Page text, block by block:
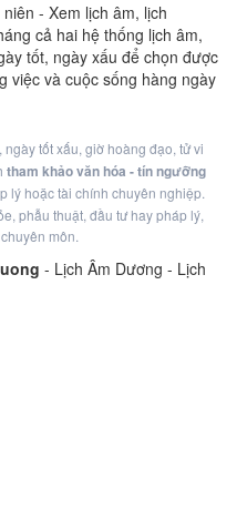
- Xem lịch âm, lịch
cả hai hệ thống lịch âm,
tốt, ngày xấu để chọn được
việc và cuộc sống hàng ngày
tốt xấu, giờ hoàng đạo, tử vi
tham khảo văn hóa - tín ngưỡng
lý hoặc tài chính chuyên nghiệp.
phẫu thuật, đầu tư hay pháp lý,
môn.
- Lịch Âm Dương - Lịch